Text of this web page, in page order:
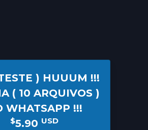
) HUUUM !!!
( 10 ARQUIVOS )
WHATSAPP !!!
$5.90 USD